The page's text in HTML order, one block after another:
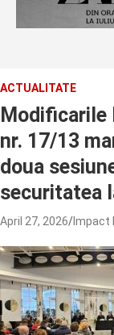
ACTUALITATE
Modificarile
nr. 17/13
doua
securitatea
April 27, 2026 Impact